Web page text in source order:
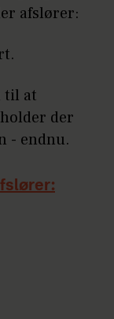
afslører:
til at
der
- endnu.